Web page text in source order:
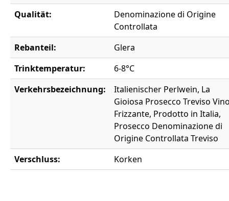
Qualität:
Denominazione di Origine
Controllata
Rebanteil:
Glera
Trinktemperatur:
6-8°C
Verkehrsbezeichnung:
Italienischer Perlwein, La
Gioiosa Prosecco Treviso
Frizzante, Prodotto in Italia,
Prosecco Denominazione di
Origine Controllata Treviso
Verschluss:
Korken